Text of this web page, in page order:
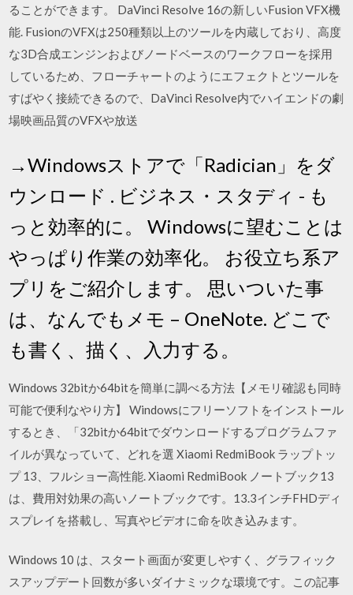
ることができます。 DaVinci Resolve 16の新しいFusion VFX機
能. FusionのVFXは250種類以上のツールを内蔵しており、高度
な3D合成エンジンおよびノードベースのワークフローを採用
しているため、フローチャートのようにエフェクトとツールを
すばやく接続できるので、DaVinci Resolve内でハイエンドの劇
場映画品質のVFXや放送
→Windowsストアで「Radician」をダ
ウンロード . ビジネス・スタディ - も
っと効率的に。 Windowsに望むことは
やっぱり作業の効率化。 お役立ち系ア
プリをご紹介します。 思いついた事
は、なんでもメモ – OneNote. どこで
も書く、描く、入力する。
Windows 32bitか64bitを簡単に調べる方法【メモリ確認も同時
可能で便利なやり方】 Windowsにフリーソフトをインストール
するとき、「32bitか64bitでダウンロードするプログラムファ
イルが異なっていて、どれを選 Xiaomi RedmiBook ラップトッ
プ 13、フルショー高性能. Xiaomi RedmiBook ノートブック13
は、費用対効果の高いノートブックです。13.3インチFHDディ
スプレイを搭載し、写真やビデオに命を吹き込みます。
Windows 10 は、スタート画面が変更しやすく、グラフィック
スアップデート回数が多いダイナミックな環境です。この記事